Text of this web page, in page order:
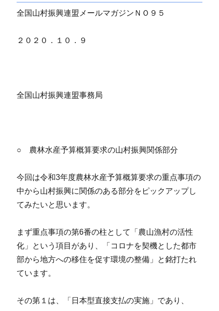
全国山村振興連盟メールマガジンＮＯ９５
２０２０．１０．９
全国山村振興連盟事務局
○ 農林水産予算概算要求の山村振興関係部分
今回は令和3年度農林水産予算概算要求の重点事項の
中から山村振興に関係のある部分をピックアップし
てみたいと思います。
まず重点事項の第6番の柱として「農山漁村の活性
化」という項目があり、「コロナを契機とした都市
部から地方への移住を促す環境の整備」と銘打たれ
ています。
その第１は、「日本型直接支払の実施」であり、